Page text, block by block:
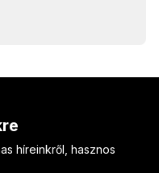
híreinkről, hasznos